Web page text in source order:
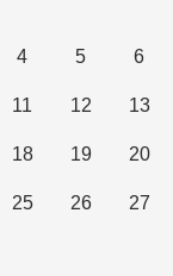
4 5 6
11 12 13
18 19 20
25 26 27